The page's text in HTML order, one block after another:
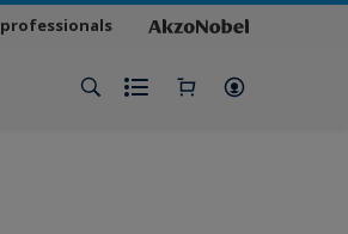
professionals